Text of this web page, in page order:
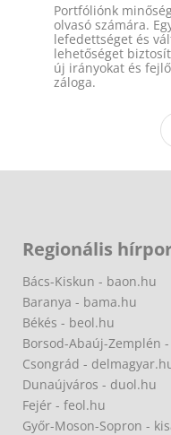
Portfóliónk
olvasó számára.
lefedettséget és
lehetőséget
új irányokat és
záloga.
Regionális
Bács-Kiskun - baon.hu
Baranya - bama.hu
Békés - beol.hu
Borsod-Abaúj-Zemplén
Csongrád -
Dunaújváros - duol.hu
Fejér - feol.hu
Győr-Moson-Sopron -